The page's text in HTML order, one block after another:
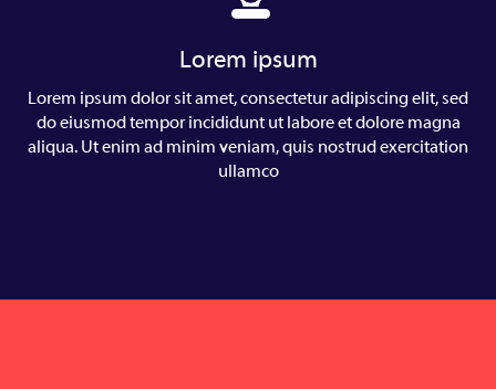
Lorem ipsum
Lorem ipsum dolor sit amet, consectetur adipiscing elit, sed
do eiusmod tempor incididunt ut labore et dolore magna
aliqua. Ut enim ad minim veniam, quis nostrud exercitation
ullamco